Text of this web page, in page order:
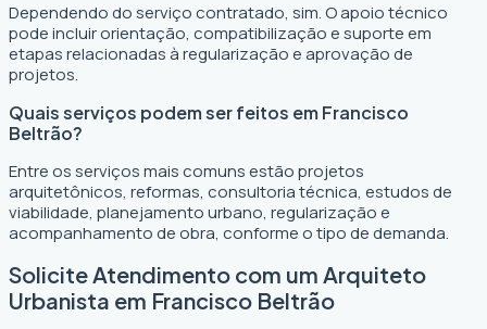
Dependendo do serviço contratado, sim. O apoio técnico
pode incluir orientação, compatibilização e suporte em
etapas relacionadas à regularização e aprovação de
projetos.
Quais serviços podem ser feitos em Francisco
Beltrão?
Entre os serviços mais comuns estão projetos
arquitetônicos, reformas, consultoria técnica, estudos de
viabilidade, planejamento urbano, regularização e
acompanhamento de obra, conforme o tipo de demanda.
Solicite Atendimento com um Arquiteto
Urbanista em Francisco Beltrão